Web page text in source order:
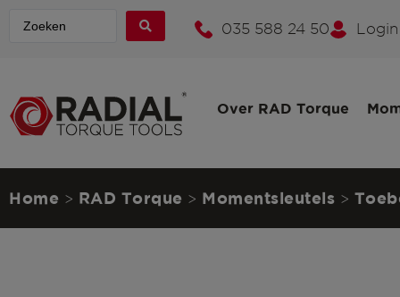
035 588 24 50 Login
Over RAD Torque
Home > RAD Torque > Momentsleutels >